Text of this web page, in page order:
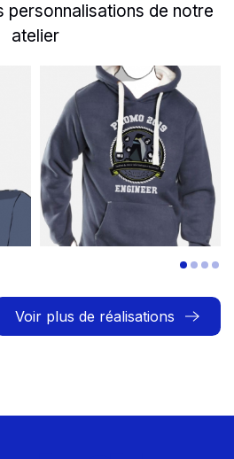
personnalisations de notre
atelier
en maille
IG2I
Read more
Voir plus de réalisations